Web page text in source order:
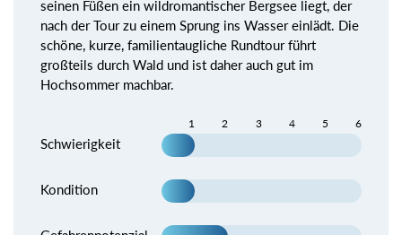
seinen Füßen ein wildromantischer Bergsee liegt, der
nach der Tour zu einem Sprung ins Wasser einlädt. Die
schöne, kurze, familientaugliche Rundtour führt
großteils durch Wald und ist daher auch gut im
Hochsommer machbar.
1 2 3 4 5 6
Schwierigkeit
Kondition